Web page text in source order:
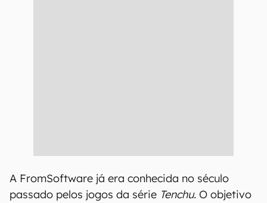
A FromSoftware já era conhecida no século
passado pelos jogos da série Tenchu. O objetivo